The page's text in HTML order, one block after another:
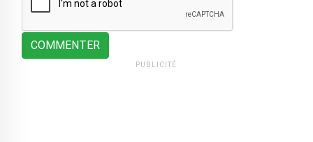
COMMENTER
PUBLICITÉ